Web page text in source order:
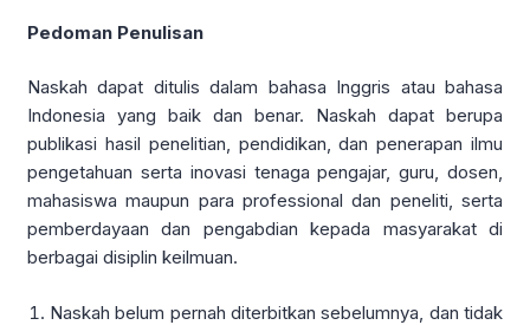
Pedoman Penulisan
Naskah dapat ditulis dalam bahasa Inggris atau bahasa
Indonesia yang baik dan benar. Naskah dapat berupa
publikasi hasil penelitian, pendidikan, dan penerapan ilmu
pengetahuan serta inovasi tenaga pengajar, guru, dosen,
mahasiswa maupun para professional dan peneliti, serta
pemberdayaan dan pengabdian kepada masyarakat di
berbagai disiplin keilmuan.
Naskah belum pernah diterbitkan sebelumnya, dan tidak